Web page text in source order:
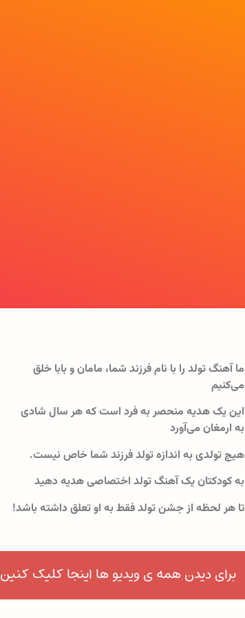
ما آهنگ تولد را با نام فرزند شما، مامان و بابا خلق
می‌کنیم
این یک هدیه منحصر به فرد است که هر سال شادی
به ارمغان می‌آورد
هیچ تولدی به اندازه تولد فرزند شما خاص نیست.
به کودکتان یک آهنگ تولد اختصاصی هدیه دهید
تا هر لحظه از جشن تولد فقط به او تعلق داشته باشد!
برای دیدن همه ی ویدیو ها اینجا کلیک کنین